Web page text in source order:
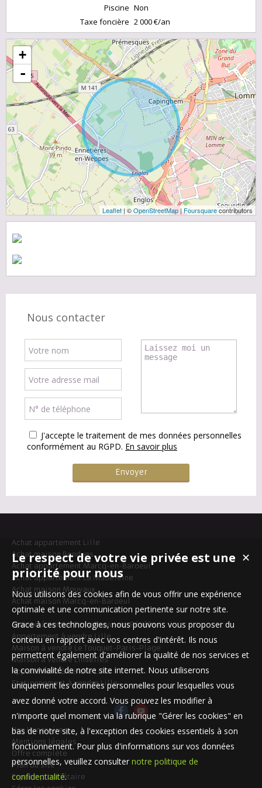
Piscine Non
Taxe foncière 2 000 €/an
+
-
Leaflet| ©OpenStreetMap|Foursquarecontributors
Nous contacter
J'accepte le traitement de mes données personnelles
conformément au RGPD. En savoir plus
Achat appartement Lille
Achat maison Bondues
Achat appartement Marcq-en-Baroeul
Achat appartement La Madeleine
Achat maison Mouvaux
Achat maison Marcq-en-Baroeul
Maison à vendre Templeuve-en-Pévèle
Appartement à vendre Lille
Maison à vendre Le Touquet-Paris-Plage
Maison à vendre Linselles
Appartement à vendre Lille
Stationnement à vendre Lille
Nos Honoraires
Mentions légales
Offre complète
Plan du site
Espace propriétaire
✕
Le respect de votre vie privée est une
priorité pour nous
Nous utilisons des cookies afin de vous offrir une expérience
optimale et une communication pertinente sur notre site.
Grace à ces technologies, nous pouvons vous proposer du
contenu en rapport avec vos centres d'intérêt. Ils nous
permettent également d'améliorer la qualité de nos services et
la convivialité de notre site internet. Nous utiliserons
uniquement les données personnelles pour lesquelles vous
avez donné votre accord. Vous pouvez les modifier à
n'importe quel moment via la rubrique "Gérer les cookies" en
bas de notre site, à l'exception des cookies essentiels à son
fonctionnement. Pour plus d'informations sur vos données
personnelles, veuillez consulter notre politique de
confidentialité.